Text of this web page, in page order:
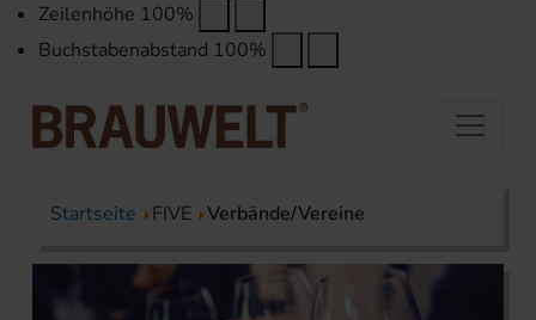
Zeilenhöhe 100%
Buchstabenabstand 100%
Startseite FIVE Verbände/Vereine